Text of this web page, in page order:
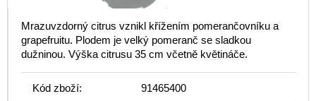
Mrazuvzdorný citrus vznikl křížením pomerančovníku a
grapefruitu. Plodem je velký pomeranč se sladkou
dužninou. Výška citrusu 35 cm včetně květináče.
Kód zboží: 91465400